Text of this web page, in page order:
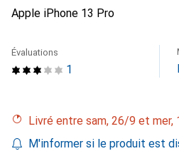
Apple iPhone 13 Pro
1
Évaluations
Livré entre sam, 26/9 et mer,
M'informer si le produit est